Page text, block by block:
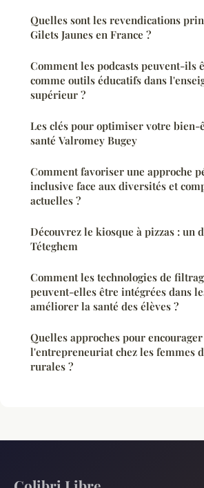
Quelles sont les revendications
Gilets Jaunes en France ?
Comment les podcasts peuvent-ils
comme outils éducatifs dans
supérieur ?
Les clés pour optimiser votre bien-
santé Valromey Bugey
Comment favoriser une approche
inclusive face aux diversités et
actuelles ?
Découvrez le kiosque à pizzas : un
Téteghem
Comment les technologies de
peuvent-elles être intégrées dans
améliorer la santé des élèves ?
Quelles approches pour encourager
l'entrepreneuriat chez les femmes
rurales ?